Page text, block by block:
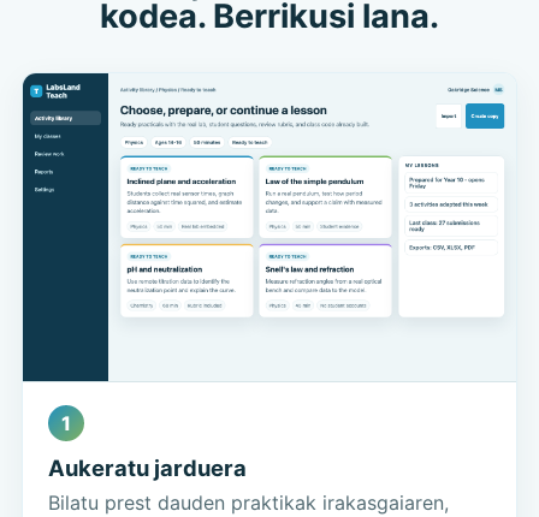
kodea. Berrikusi lana.
1
Aukeratu jarduera
Bilatu prest dauden praktikak irakasgaiaren,